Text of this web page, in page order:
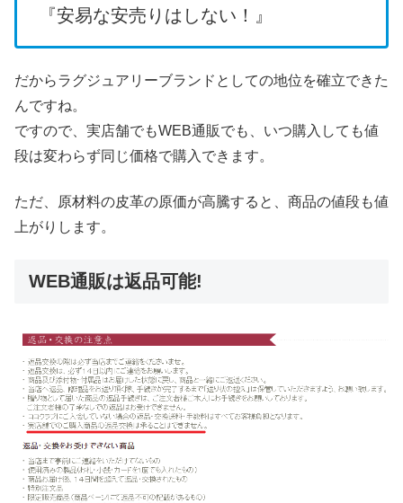
『安易な安売りはしない！』
だからラグジュアリーブランドとしての地位を確立できた
んですね。
ですので、実店舗でもWEB通販でも、いつ購入しても値
段は変わらず同じ価格で購入できます。
ただ、原材料の皮革の原価が高騰すると、商品の値段も値
上がりします。
WEB通販は返品可能!